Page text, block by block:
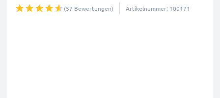
(57 Bewertungen) Artikelnummer: 100171